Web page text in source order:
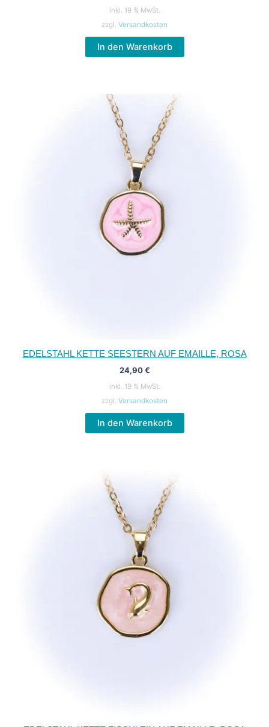
inkl. 19 % MwSt.
zzgl. Versandkosten
In den Warenkorb
EDELSTAHL KETTE SEESTERN AUF EMAILLE, ROSA
24,90€
inkl. 19 % MwSt.
zzgl. Versandkosten
In den Warenkorb